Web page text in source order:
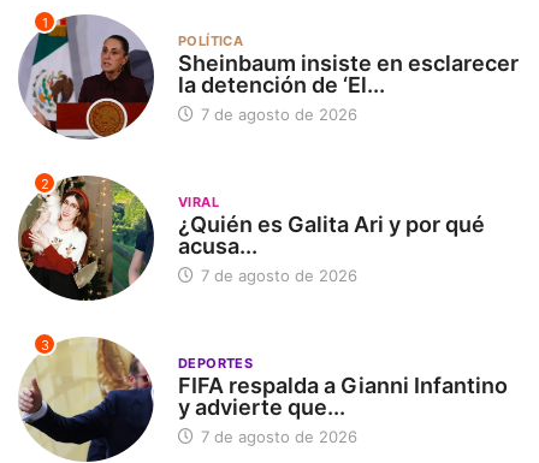
1
POLÍTICA
Sheinbaum insiste en esclarecer
la detención de ‘El...
7 de agosto de 2026
2
VIRAL
¿Quién es Galita Ari y por qué
acusa...
7 de agosto de 2026
3
DEPORTES
FIFA respalda a Gianni Infantino
y advierte que...
7 de agosto de 2026